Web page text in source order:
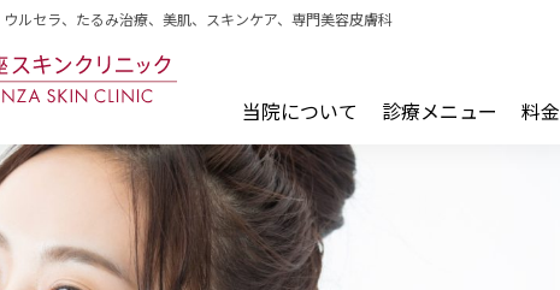
ルセラ、たるみ治療、美肌、スキンケア、専門美容皮膚科
当院について 診療メニュー 料金